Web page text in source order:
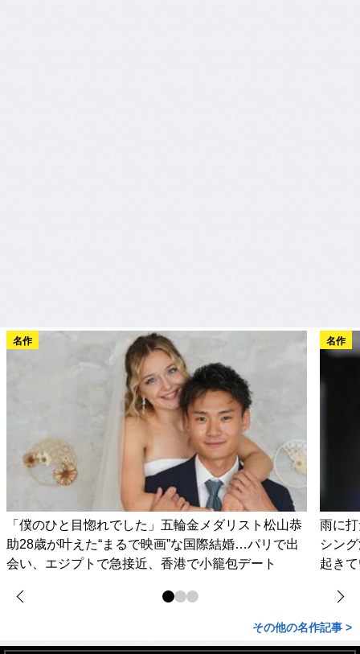
名作
「僕のひと目惚れでした」五輪金メダリスト松山恭
助28歳が叶えた“まるで映画”な国際結婚…パリで出
会い、エジプトで急接近、香港で小籠包デート
名作
雨に
シン
起き
その他の名作記事 >